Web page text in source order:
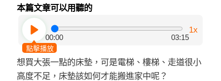
本篇文章可以用聽的
點擊播放
00:00 03:15
1x
想買大張一點的床墊，可是電梯、樓梯、走道很小
高度不足，床墊該如何才能搬進家中呢？